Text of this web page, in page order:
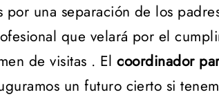
una separación de los
que velará por el
de visitas . Elcoordinador
un futuro cierto si